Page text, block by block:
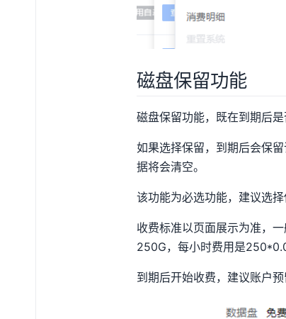
磁盘保留功能
磁盘保留功能，既在到期后
如果选择保留，到期后会保
据将会清空。
该功能为必选功能，建议选
收费标准以页面展示为准，
250G，每小时费用是
到期后开始收费，建议账户